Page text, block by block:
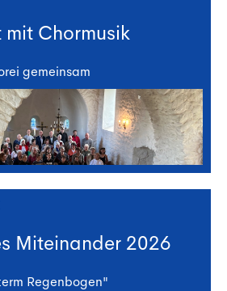
Chormusik
gemeinsam
Miteinander 2026
Regenbogen"